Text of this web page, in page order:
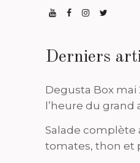
Derniers
Degusta Box mai
l’heure du grand
Salade complète
tomates, thon et